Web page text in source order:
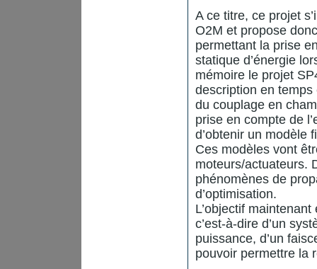
A ce titre, ce projet
O2M et propose
permettant la prise
statique d’énergie
mémoire le projet
description en
du couplage en
prise en compte de
d’obtenir un modèle
Ces modèles vont
moteurs/actuateurs.
phénomènes de
d’optimisation.
L’objectif
c’est-à-dire d’un
puissance, d’un
pouvoir permettre la